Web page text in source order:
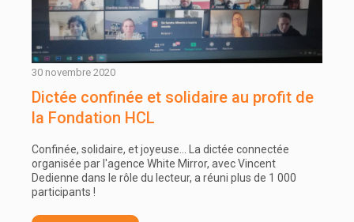
30 novembre 2020
Dictée confinée et solidaire au profit de
la Fondation HCL
Confinée, solidaire, et joyeuse... La dictée connectée
organisée par l'agence White Mirror, avec Vincent
Dedienne dans le rôle du lecteur, a réuni plus de 1 000
participants !